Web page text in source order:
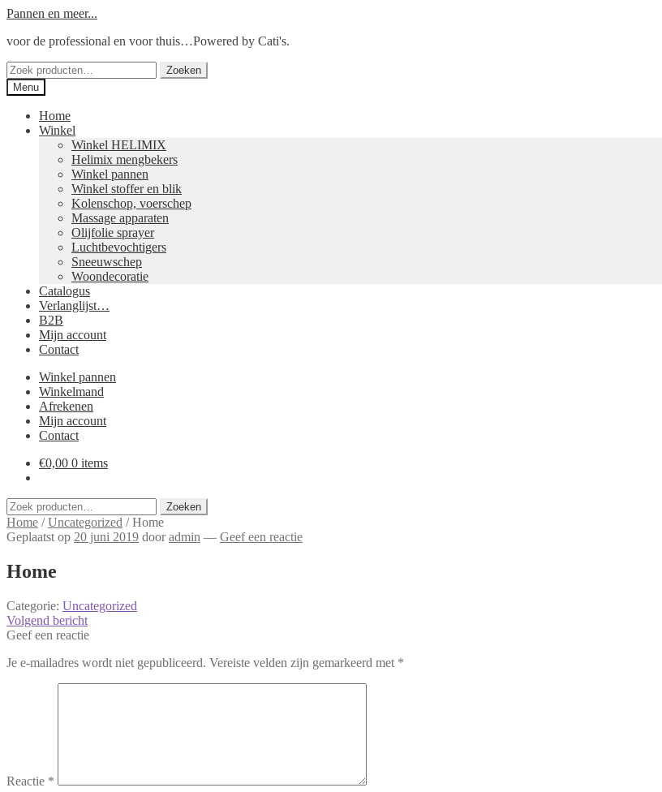
Ga
naar
Ga
de
Pannen en meer...
voor de professional en voor thuis…Powered by Cati's.
Zoeken
naar:
Zoeken
Menu
Home
Winkel
Winkel HELIMIX
Helimix mengbekers
Winkel pannen
Winkel stoffer en blik
Kolenschop, voerschep
Massage apparaten
Olijfolie sprayer
Luchtbevochtigers
Sneeuwschep
Woondecoratie
Catalogus
Verlanglijst…
B2B
Mijn account
Contact
Winkel pannen
Winkelmand
Afrekenen
Mijn account
Contact
€0,00 0 items
Zoeken
naar:
Zoeken
Home /Uncategorized /Home
Geplaatst op 20 juni 2019 dooradmin — Geef een reactie
Home
Categorie: Uncategorized
Bericht
navigatie
Volgend
bericht:
Volgend bericht
Geef een reactie
Je e-mailadres wordt niet gepubliceerd. Vereiste velden zijn gemarkeerd met *
Reactie *